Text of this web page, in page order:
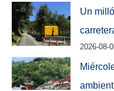
Un
2026-08-